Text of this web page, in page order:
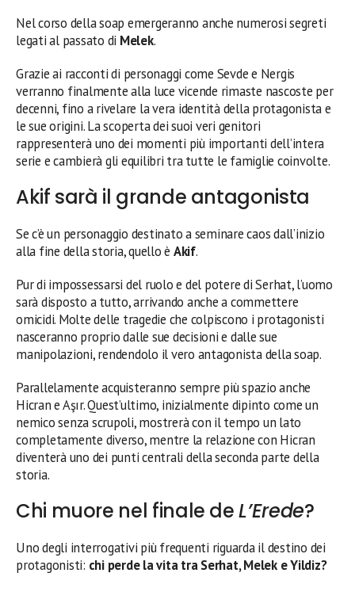
Nel corso della soap emergeranno anche numerosi segreti
legati al passato di Melek.
Grazie ai racconti di personaggi come Sevde e Nergis
verranno finalmente alla luce vicende rimaste nascoste per
decenni, fino a rivelare la vera identità della protagonista e
le sue origini. La scoperta dei suoi veri genitori
rappresenterà uno dei momenti più importanti dell’intera
serie e cambierà gli equilibri tra tutte le famiglie coinvolte.
Akif sarà il grande antagonista
Se c’è un personaggio destinato a seminare caos dall’inizio
alla fine della storia, quello è Akif.
Pur di impossessarsi del ruolo e del potere di Serhat, l’uomo
sarà disposto a tutto, arrivando anche a commettere
omicidi. Molte delle tragedie che colpiscono i protagonisti
nasceranno proprio dalle sue decisioni e dalle sue
manipolazioni, rendendolo il vero antagonista della soap.
Parallelamente acquisteranno sempre più spazio anche
Hicran e Aşır. Quest’ultimo, inizialmente dipinto come un
nemico senza scrupoli, mostrerà con il tempo un lato
completamente diverso, mentre la relazione con Hicran
diventerà uno dei punti centrali della seconda parte della
storia.
Chi muore nel finale deL’Erede?
Uno degli interrogativi più frequenti riguarda il destino dei
protagonisti: chi perde la vita tra Serhat, Melek e Yildiz?